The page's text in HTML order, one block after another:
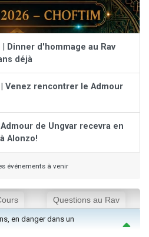
Dinner d'hommage au Rav
déjà
Venez rencontrer le Admour
Admour de Ungvar recevra en
Alonzo!
événements à venir
Questions au Rav
en danger dans un